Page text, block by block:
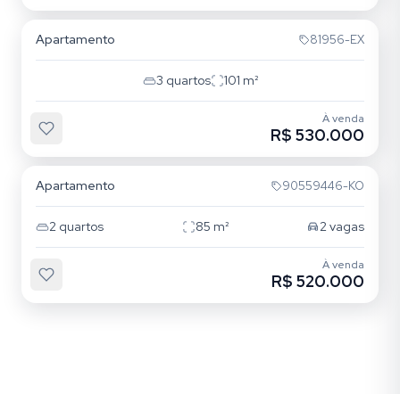
Apartamento 81956-EX
3 quartos 101 m²
À venda
R$ 530.000
Apartamento 90559446-KO
2 quartos 85 m² 2vagas
À venda
R$ 520.000